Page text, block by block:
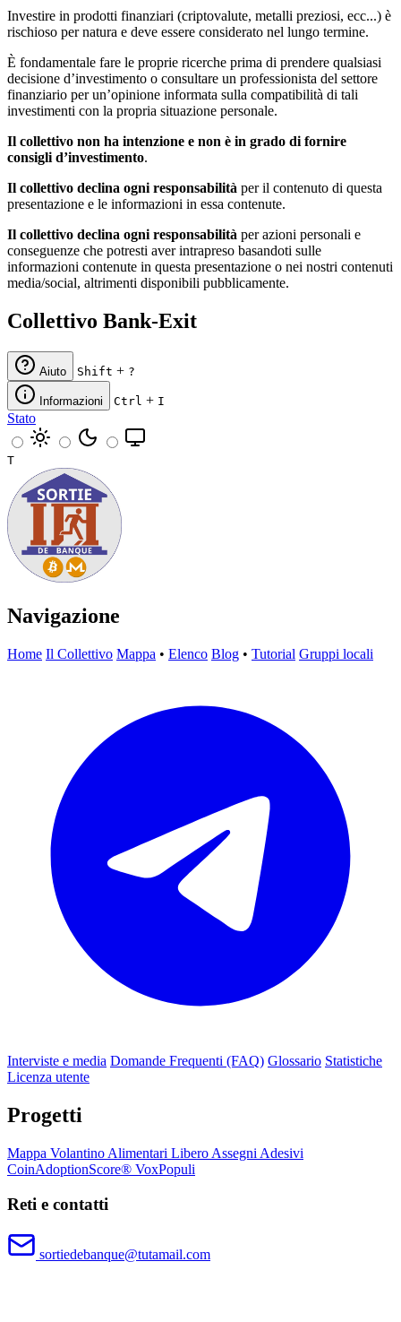
Investire in prodotti finanziari (criptovalute, metalli preziosi, ecc...) è
rischioso per natura e deve essere considerato nel lungo termine.
È fondamentale fare le proprie ricerche prima di prendere qualsiasi
decisione d’investimento o consultare un professionista del settore
finanziario per un’opinione informata sulla compatibilità di tali
investimenti con la propria situazione personale.
Il collettivo non ha intenzione e non è in grado di fornire
consigli d’investimento.
Il collettivo declina ogni responsabilità per il contenuto di questa
presentazione e le informazioni in essa contenute.
Il collettivo declina ogni responsabilità per azioni personali e
conseguenze che potresti aver intrapreso basandoti sulle
informazioni contenute in questa presentazione o nei nostri contenuti
media/social, altrimenti disponibili pubblicamente.
Collettivo Bank-Exit
Aiuto Shift + ?
Informazioni Ctrl + I
Stato
T
Navigazione
Home Il Collettivo Mappa • Elenco Blog • Tutorial Gruppi locali
Interviste e media Domande Frequenti (FAQ) Glossario Statistiche
Licenza utente
Progetti
Mappa Volantino Alimentari Libero Assegni Adesivi
CoinAdoptionScore® VoxPopuli
Reti e contatti
sortiedebanque@tutamail.com